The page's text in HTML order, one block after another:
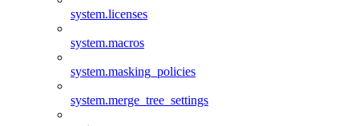
system.licenses
system.macros
system.masking_policies
system.merge_tree_settings